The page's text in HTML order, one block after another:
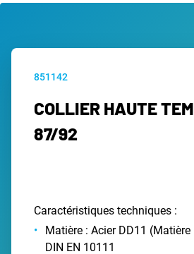
851142
COLLIER HAUTE
87/92
Caractéristiques techniques :
Matière : Acier DD11
DIN EN 10111